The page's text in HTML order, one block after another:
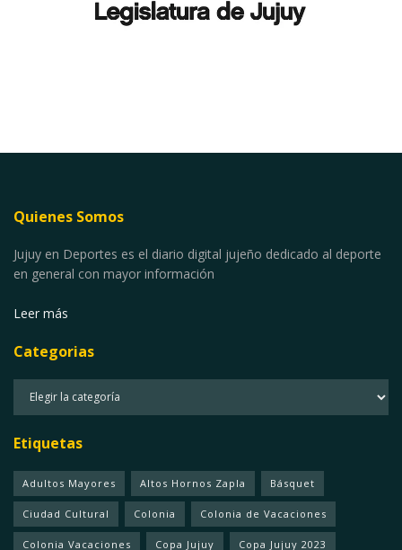
Quienes Somos
Jujuy en Deportes es el diario digital jujeño dedicado al deporte
en general con mayor información
Leer más
Categorias
Etiquetas
Adultos Mayores Altos Hornos Zapla Básquet
Ciudad Cultural Colonia Colonia de Vacaciones
Colonia Vacaciones Copa Jujuy Copa Jujuy 2023